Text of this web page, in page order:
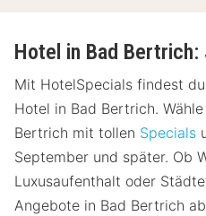
Hotel in Bad
Mit HotelSpecials findest
Hotel in Bad Bertrich.
Bertrich mit tollen Specials
September und später. Ob
Luxusaufenthalt oder
Angebote in Bad Bertrich